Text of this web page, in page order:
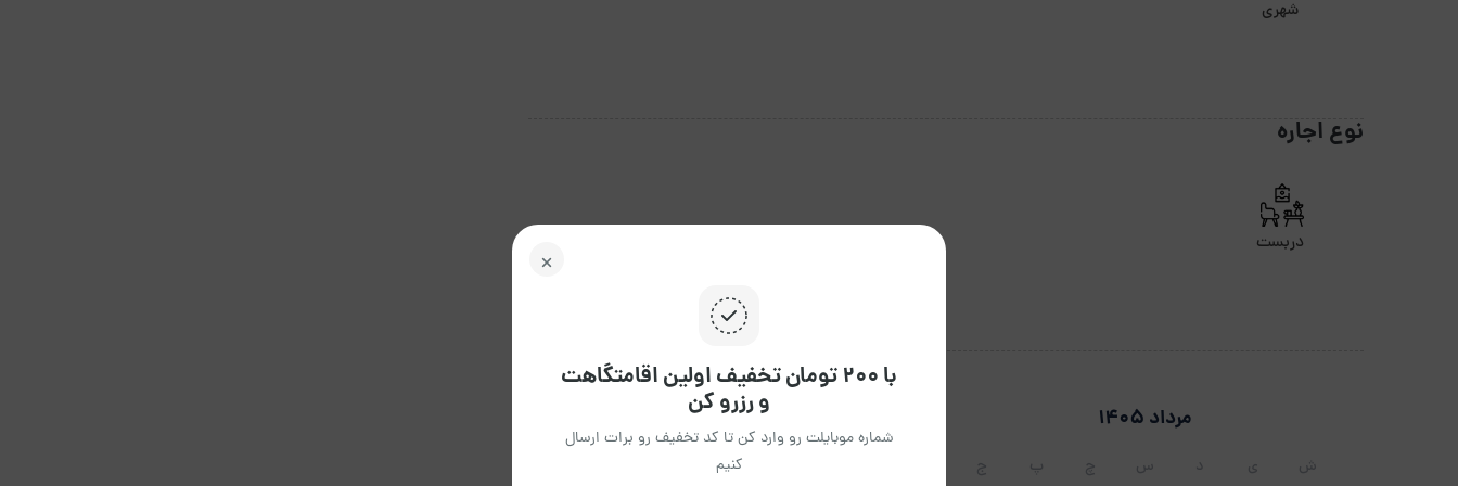
شهری
نوع اجاره
دربست
مرداد 1405
ش ی د س چ پ ج
شهریور 1405
س
با ۲۰۰ تومان تخفیف اولین اقامتگاهت
و رزرو کن
شماره موبایلت رو وارد کن تا کد تخفیف رو برات ارسال
کنیم